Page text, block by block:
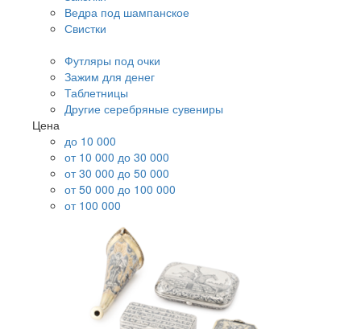
Ведра под шампанское
Свистки
Футляры под очки
Зажим для денег
Таблетницы
Другие серебряные сувениры
Цена
до 10 000
от 10 000 до 30 000
от 30 000 до 50 000
от 50 000 до 100 000
от 100 000